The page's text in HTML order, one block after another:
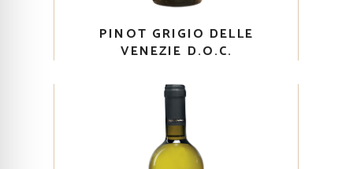
PINOT GRIGIO DELLE
VENEZIE D.O.C.